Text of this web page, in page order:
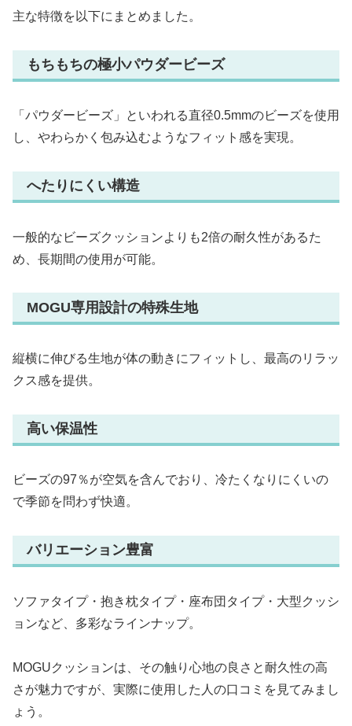
主な特徴を以下にまとめました。
もちもちの極小パウダービーズ
「パウダービーズ」といわれる直径0.5mmのビーズを使用
し、やわらかく包み込むようなフィット感を実現。
へたりにくい構造
一般的なビーズクッションよりも2倍の耐久性があるた
め、長期間の使用が可能。
MOGU専用設計の特殊生地
縦横に伸びる生地が体の動きにフィットし、最高のリラッ
クス感を提供。
高い保温性
ビーズの97％が空気を含んでおり、冷たくなりにくいの
で季節を問わず快適。
バリエーション豊富
ソファタイプ・抱き枕タイプ・座布団タイプ・大型クッシ
ョンなど、多彩なラインナップ。
MOGUクッションは、その触り心地の良さと耐久性の高
さが魅力ですが、実際に使用した人の口コミを見てみまし
ょう。